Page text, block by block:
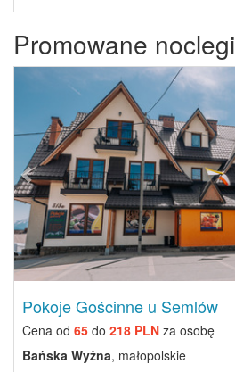
Promowane noclegi
Previous
Pokoje Gościnne u Semlów
Cena od 65 do 218 PLN za osobę
Bańska Wyżna, małopolskie